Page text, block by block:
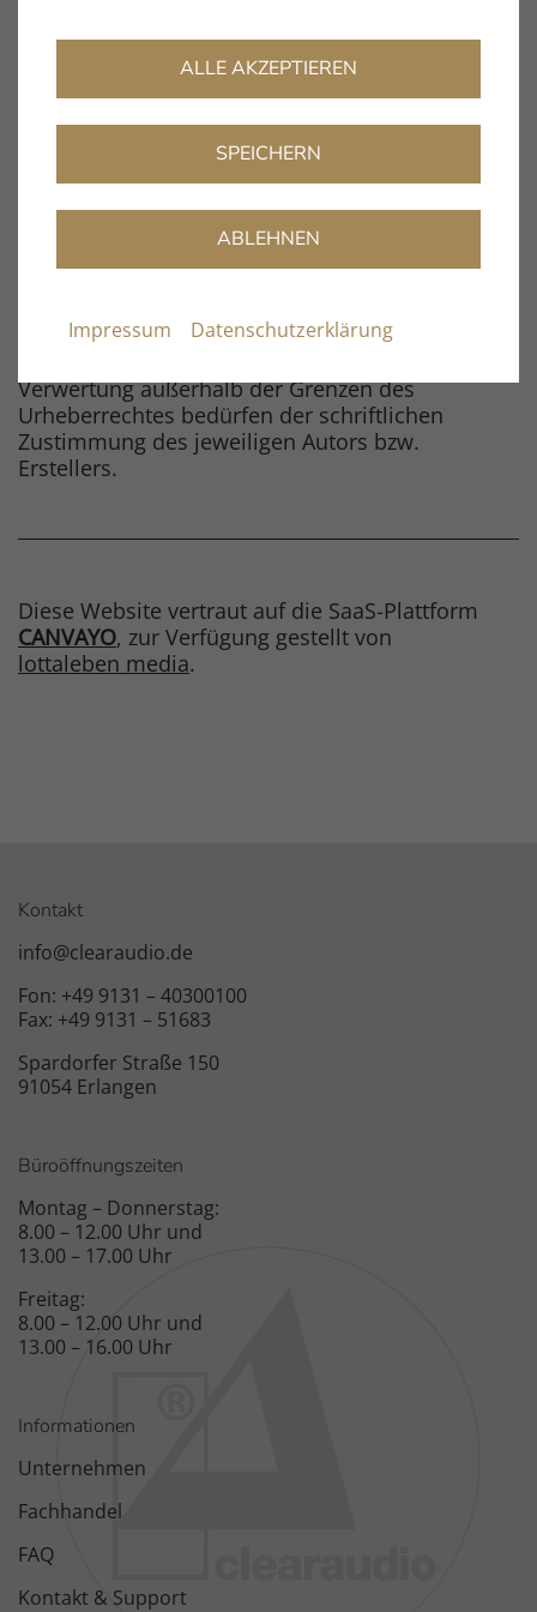
Urheberrecht
Die Betreiber der Seiten sind bemüht, stets die
Urheberrechte Anderer zu beachten bzw. auf
selbst erstellte sowie lizenzfreie Werke
zurückzugreifen.
solche gekennzeichnet. Die Vervielfältigung,
Verwertung außerhalb der Grenzen des
Urheberrechtes bedürfen der schriftlichen
Zustimmung des jeweiligen Autors bzw.
Erstellers.
Diese Website vertraut auf die SaaS-Plattform
CANVAYO, zur Verfügung gestellt von
lottaleben media.
Kontakt
info@clearaudio.de
Fon: +49 9131 – 40300100
Fax: +49 9131 – 51683
Spardorfer Straße 150
91054 Erlangen
Büroöffnungszeiten
Montag – Donnerstag:
8.00 – 12.00 Uhr und
13.00 – 17.00 Uhr
Freitag:
8.00 – 12.00 Uhr und
13.00 – 16.00 Uhr
Informationen
Unternehmen
Fachhandel
FAQ
Kontakt & Support
ALLE AKZEPTIEREN
SPEICHERN
ABLEHNEN
Impressum Datenschutzerklärung